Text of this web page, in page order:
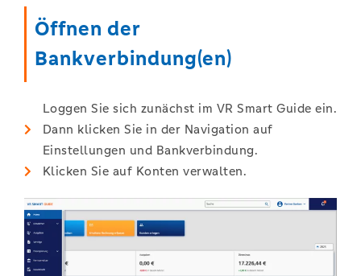
Öffnen der
Bankverbindung(en)
Loggen Sie sich zunächst im VR Smart Guide ein.
Dann klicken Sie in der Navigation auf
Einstellungen und Bankverbindung.​
Klicken Sie auf Konten verwalten.